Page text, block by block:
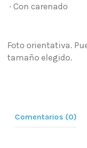
· Con carenado
Foto orientativa.
tamaño elegido.
Comentarios (0)